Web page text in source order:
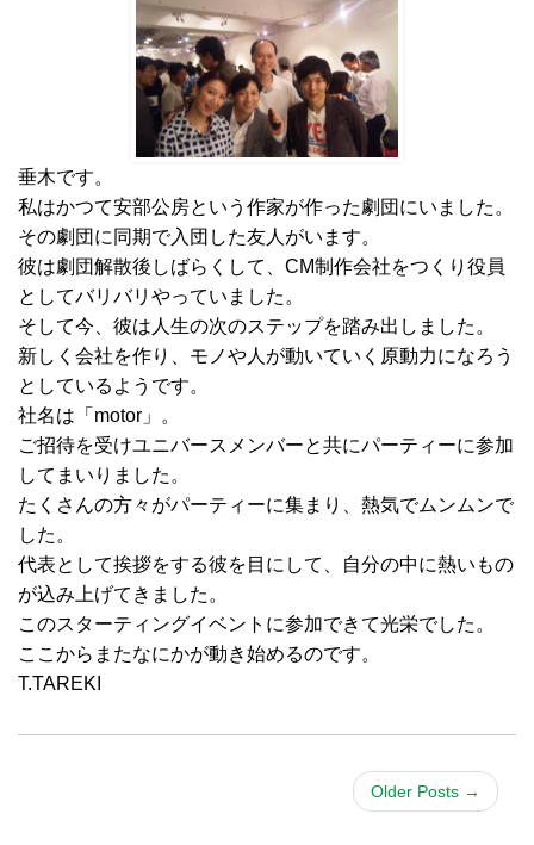
垂木です。
私はかつて安部公房という作家が作った劇団にいました。
その劇団に同期で入団した友人がいます。
彼は劇団解散後しばらくして、CM制作会社をつくり役員
としてバリバリやっていました。
そして今、彼は人生の次のステップを踏み出しました。
新しく会社を作り、モノや人が動いていく原動力になろう
としているようです。
社名は「motor」。
ご招待を受けユニバースメンバーと共にパーティーに参加
してまいりました。
たくさんの方々がパーティーに集まり、熱気でムンムンで
した。
代表として挨拶をする彼を目にして、自分の中に熱いもの
が込み上げてきました。
このスターティングイベントに参加できて光栄でした。
ここからまたなにかが動き始めるのです。
T.TAREKI
Older Posts →